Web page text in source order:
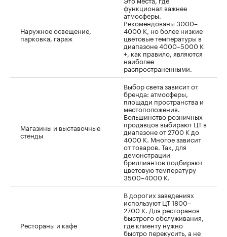
Наружное освещение,
парковка, гараж
функционал важнее
атмосферы.
Рекомендованы 3000–
4000 К, но более низкие
цветовые температуры в
диапазоне 4000–5000 К
+, как правило, являются
наиболее
распространенными.
Магазины и выставочные
стенды
Выбор света зависит от
бренда: атмосферы,
площади пространства и
местоположения.
Большинство розничных
продавцов выбирают ЦТ в
диапазоне от 2700 K до
4000 K. Многое зависит
от товаров. Так, для
демонстрации
бриллиантов подбирают
цветовую температуру
3500–4000 К.
Рестораны и кафе
В дорогих заведениях
используют ЦТ 1800–
2700 К. Для ресторанов
быстрого обслуживания,
где клиенту нужно
быстро перекусить, а не